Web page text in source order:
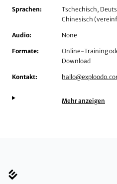
Sprachen:
Tschechisch,
Chinesisch
Audio: None
Formate:
Online-Training
Download
Kontakt:
Mehr anzeigen